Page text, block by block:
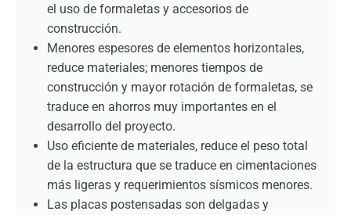
el uso de formaletas y accesorios de
construcción.
Menores espesores de elementos horizontales,
reduce materiales; menores tiempos de
construcción y mayor rotación de formaletas, se
traduce en ahorros muy importantes en el
desarrollo del proyecto.
Uso eficiente de materiales, reduce el peso total
de la estructura que se traduce en cimentaciones
más ligeras y requerimientos sísmicos menores.
Las placas postensadas son delgadas y